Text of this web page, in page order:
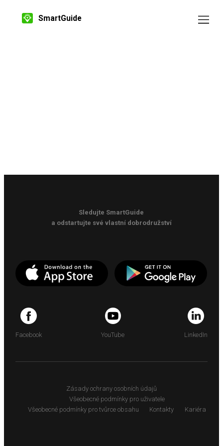
SmartGuide
Sledujte SmartGuide
a odstartujte své vlastní dobrodružství
Facebook YouTube LinkedIn
Zásady ochrany osobních údajů
Všeobecné podmínky pro uživatele
Všeobecné podmínky pro tvůrce obsahu
Kontakty Kariéra